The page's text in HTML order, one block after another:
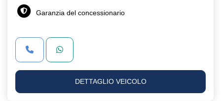
Garanzia del concessionario
DETTAGLIO VEICOLO